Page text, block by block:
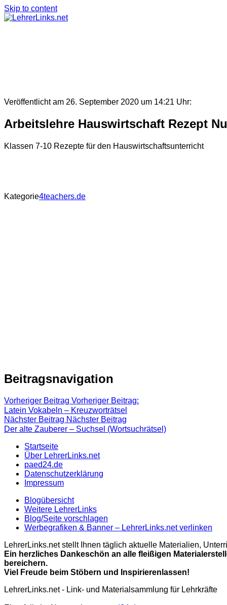
Skip to content
Veröffentlicht am 26. September 2020 um 14:21 Uhr:
Arbeitslehre Hauswirtschaft Rezept
Klassen 7-10 Rezepte für den Hauswirtschaftsunterricht
Kategorie4teachers.de
Beitragsnavigation
Vorheriger Beitrag Vorheriger Beitrag:
Latein Vokabeln – Kreuzworträtsel
Nächster Beitrag Nächster Beitrag
Der alte Zauberer – Suchsel (Wortsuchrätsel)
Startseite
Über LehrerLinks.net
paed24.de
Datenschutzerklärung
Impressum
Blogübersicht
Weitere LehrerLinks
Blog/Seite vorschlagen
Werbegrafiken & Banner – LehrerLinks.net verlinken
LehrerLinks.net stellt Ihnen täglich aktuelle Materialien,
Ein herzliches Dankeschön an alle fleißigen
bereichern.
Viel Freude beim Stöbern und Inspirierenlassen!
LehrerLinks.net - Link- und Materialsammlung für Lehrkräfte